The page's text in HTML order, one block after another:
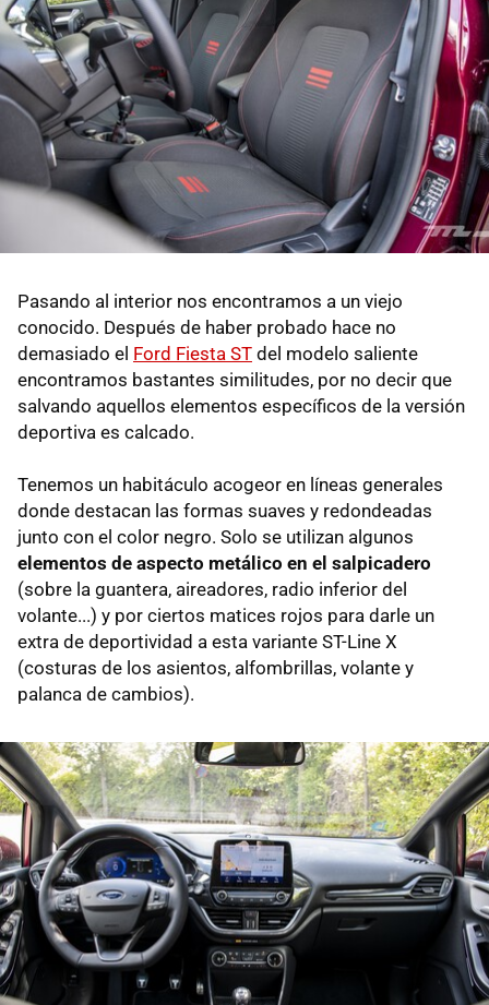
Pasando al interior nos encontramos a un viejo
conocido. Después de haber probado hace no
demasiado el Ford Fiesta ST del modelo saliente
encontramos bastantes similitudes, por no decir que
salvando aquellos elementos específicos de la versión
deportiva es calcado.
Tenemos un habitáculo acogeor en líneas generales
donde destacan las formas suaves y redondeadas
junto con el color negro. Solo se utilizan algunos
elementos de aspecto metálico en el salpicadero
(sobre la guantera, aireadores, radio inferior del
volante...) y por ciertos matices rojos para darle un
extra de deportividad a esta variante ST-Line X
(costuras de los asientos, alfombrillas, volante y
palanca de cambios).